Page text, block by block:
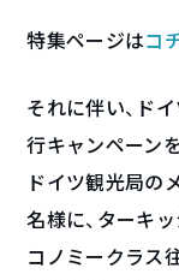
特集ページはコ
それに伴い、ド
行キャンペーン
ドイツ観光局の
名様に、ターキ
コノミークラス